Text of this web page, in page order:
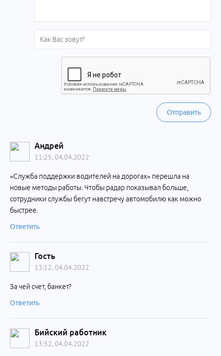
Отправить
Андрей
11:25, 04.04.2022
«Служба поддержки водителей на дорогах» перешла на
новые методы работы. Чтобы радар показывал больше,
сотрудники службы бегут навстречу автомобилю как можно
быстрее.
Ответить
Гость
13:12, 04.04.2022
За чей счет, банкет?
Ответить
Бийский работник
13:32, 04.04.2022